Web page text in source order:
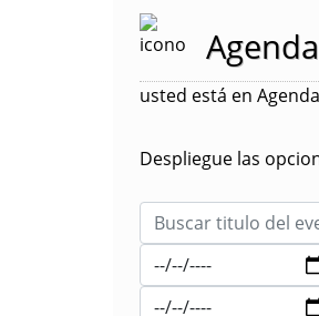
Agenda
usted está en Agenda
Despliegue las